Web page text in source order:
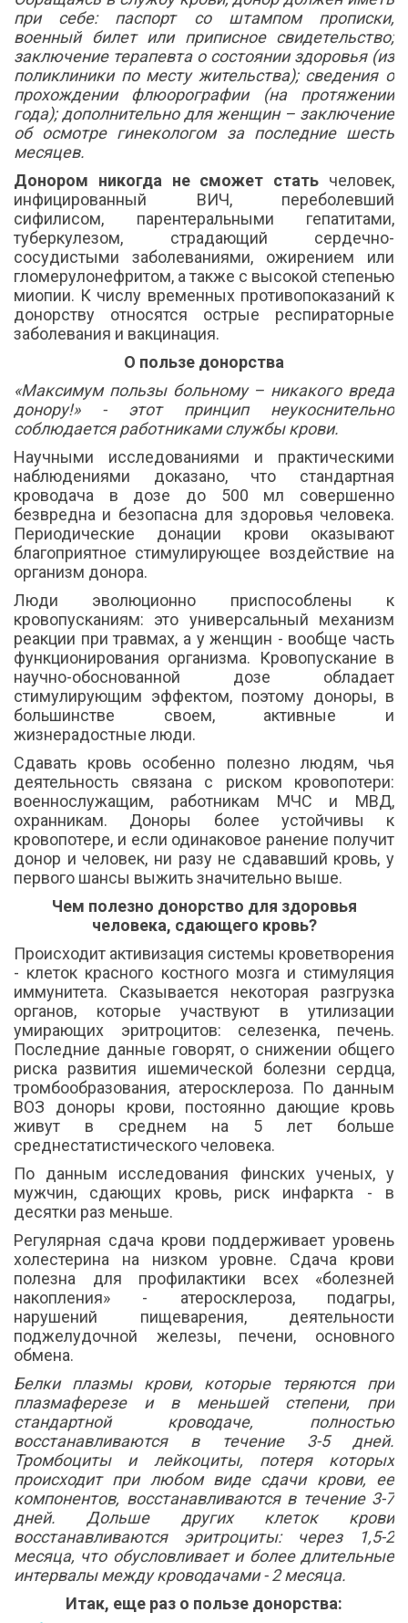
при себе: паспорт со штампом прописки,
военный билет или приписное свидетельство;
заключение терапевта о состоянии здоровья (из
поликлиники по месту жительства); сведения о
прохождении флюорографии (на протяжении
года); дополнительно для женщин – заключение
об осмотре гинекологом за последние шесть
месяцев.
Донором никогда не сможет стать человек,
инфицированный ВИЧ, переболевший
сифилисом, парентеральными гепатитами,
туберкулезом, страдающий сердечно-
сосудистыми заболеваниями, ожирением или
гломерулонефритом, а также с высокой степенью
миопии. К числу временных противопоказаний к
донорству относятся острые респираторные
заболевания и вакцинация.
О пользе донорства
«Максимум пользы больному – никакого вреда
донору!» - этот принцип неукоснительно
соблюдается работниками службы крови.
Научными исследованиями и практическими
наблюдениями доказано, что стандартная
кроводача в дозе до 500 мл совершенно
безвредна и безопасна для здоровья человека.
Периодические донации крови оказывают
благоприятное стимулирующее воздействие на
организм донора.
Люди эволюционно приспособлены к
кровопусканиям: это универсальный механизм
реакции при травмах, а у женщин - вообще часть
функционирования организма. Кровопускание в
научно-обоснованной дозе обладает
стимулирующим эффектом, поэтому доноры, в
большинстве своем, активные и
жизнерадостные люди.
Сдавать кровь особенно полезно людям, чья
деятельность связана с риском кровопотери:
военнослужащим, работникам МЧС и МВД,
охранникам. Доноры более устойчивы к
кровопотере, и если одинаковое ранение получит
донор и человек, ни разу не сдававший кровь, у
первого шансы выжить значительно выше.
Чем полезно донорство для здоровья
человека, сдающего кровь?
Происходит активизация системы кроветворения
- клеток красного костного мозга и стимуляция
иммунитета. Сказывается некоторая разгрузка
органов, которые участвуют в утилизации
умирающих эритроцитов: селезенка, печень.
Последние данные говорят, о снижении общего
риска развития ишемической болезни сердца,
тромбообразования, атеросклероза. По данным
ВОЗ доноры крови, постоянно дающие кровь
живут в среднем на 5 лет больше
среднестатистического человека.
По данным исследования финских ученых, у
мужчин, сдающих кровь, риск инфаркта - в
десятки раз меньше.
Регулярная сдача крови поддерживает уровень
холестерина на низком уровне. Сдача крови
полезна для профилактики всех «болезней
накопления» - атеросклероза, подагры,
нарушений пищеварения, деятельности
поджелудочной железы, печени, основного
обмена.
Белки плазмы крови, которые теряются при
плазмаферезе и в меньшей степени, при
стандартной кроводаче, полностью
восстанавливаются в течение 3-5 дней.
Тромбоциты и лейкоциты, потеря которых
происходит при любом виде сдачи крови, ее
компонентов, восстанавливаются в течение 3-7
дней. Дольше других клеток крови
восстанавливаются эритроциты: через 1,5-2
месяца, что обусловливает и более длительные
интервалы между кроводачами - 2 месяца.
Итак, еще раз о пользе донорства: